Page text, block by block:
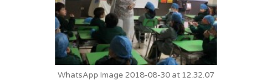
WhatsApp Image 2018-08-30 at 12.32.07